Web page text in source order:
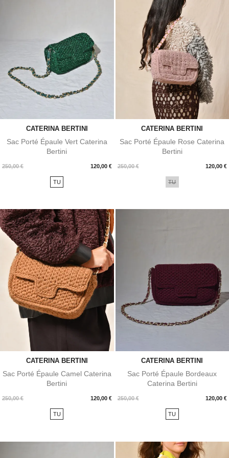
CATERINA BERTINI
Sac Porté Épaule Vert Caterina
Bertini
250,00 € 120,00 €
Prix
TU
CATERINA BERTINI
Sac Porté Épaule Rose Caterina
Bertini
250,00 € 120,00 €
Prix
TU
CATERINA BERTINI
Sac Porté Épaule Camel Caterina
Bertini
250,00 € 120,00 €
Prix
TU
CATERINA BERTINI
Sac Porté Épaule Bordeaux
Caterina Bertini
250,00 € 120,00 €
Prix
TU